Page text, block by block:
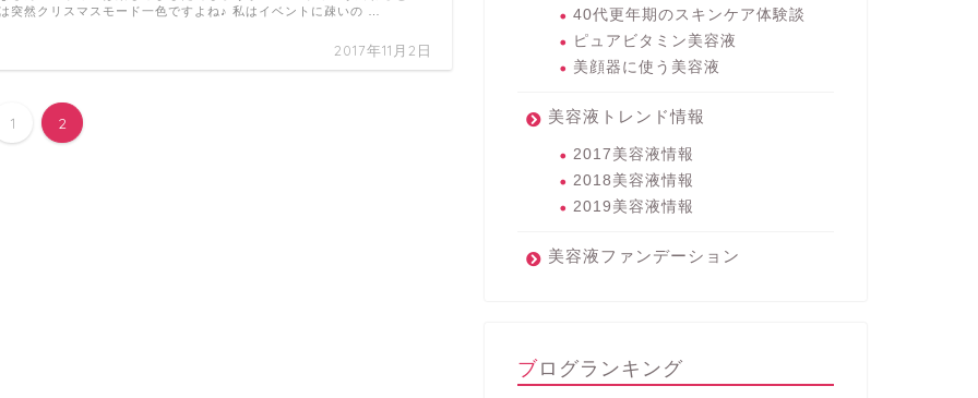
2017年11月2日
突然クリスマスモード一色ですよね♪ 私はイベントに疎いの …
1 2
40代更年期のスキンケア体験談
ピュアビタミン美容液
美顔器に使う美容液
美容液トレンド情報
2017美容液情報
2018美容液情報
2019美容液情報
美容液ファンデーション
ブログランキング